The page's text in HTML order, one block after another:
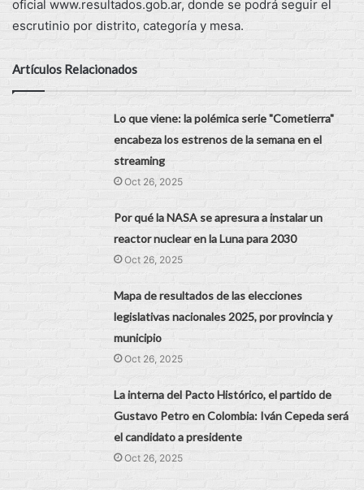
oficial www.resultados.gob.ar, donde se podrá seguir el
escrutinio por distrito, categoría y mesa.
Artículos Relacionados
Lo que viene: la polémica serie "Cometierra"
encabeza los estrenos de la semana en el
streaming
Oct 26, 2025
Por qué la NASA se apresura a instalar un
reactor nuclear en la Luna para 2030
Oct 26, 2025
Mapa de resultados de las elecciones
legislativas nacionales 2025, por provincia y
municipio
Oct 26, 2025
La interna del Pacto Histórico, el partido de
Gustavo Petro en Colombia: Iván Cepeda será
el candidato a presidente
Oct 26, 2025